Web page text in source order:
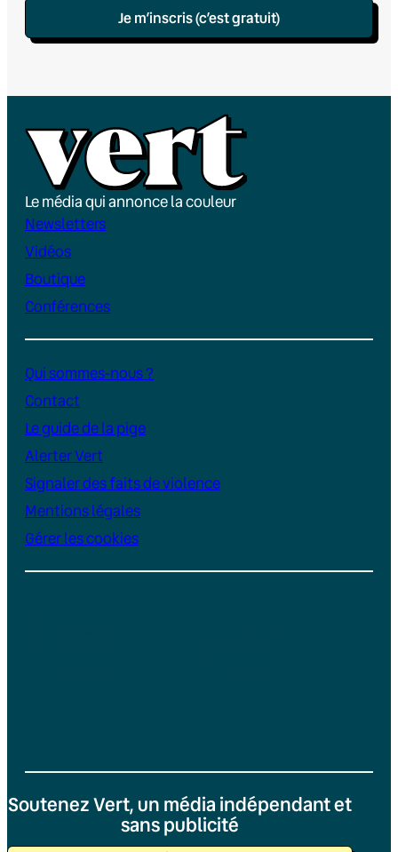
Je m’inscris (c’est gratuit)
Le média qui annonce la couleur
Newsletters
Vidéos
Boutique
Conférences
Qui sommes-nous ?
Contact
Le guide de la pige
Alerter Vert
Signaler des faits de violence
Mentions légales
Gérer les cookies
Soutenez Vert, un média indépendant et
sans publicité